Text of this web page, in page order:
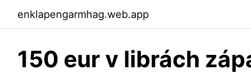
enklapengarmhag.web.app
150 eur v librách